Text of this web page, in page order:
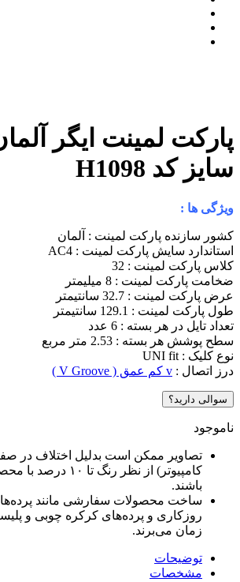
پارکت لمینت ایگر
سایز کد H1098
ویژگی ها :
کشور سازنده پارکت لمینت : آلمان
استاندارد سایش پارکت لمینت : AC4
کلاس پارکت لمینت : 32
ضخامت پارکت لمینت : 8 میلیمتر
عرض پارکت لمینت : 32.7 سانتیمتر
طول پارکت لمینت : 129.1 سانتیمتر
تعداد تایل در هر بسته : 6 عدد
سطح پوشش هر بسته : 2.53 متر مربع
نوع کلیک : UNI fit
درز اتصال : v کم عمق ( V Groove )
سوالی دارید؟
ناموجود
تصاویر ممکن است بدلیل اختلاف در
کامپیوتر) از نظر رنگ
باشند.
زمان می‌برند.
توضیحات
مشخصات